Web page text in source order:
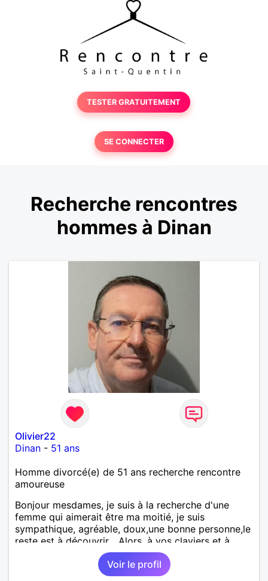
TESTER GRATUITEMENT
SE CONNECTER
Recherche rencontres
hommes à Dinan
Olivier22
Dinan - 51 ans
Homme divorcé(e) de 51 ans recherche rencontre
amoureuse
Bonjour mesdames, je suis à la recherche d'une
femme qui aimerait être ma moitié, je suis
sympathique, agréable, doux,une bonne personne,le
reste est à découvrir... Alors, à vos claviers et à
Voir le profil